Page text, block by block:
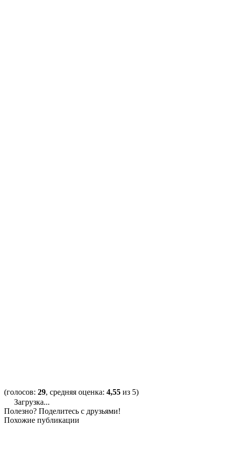
(голосов: 29, средняя оценка: 4,55 из 5)
Загрузка...
Полезно? Поделитесь с друзьями!
Похожие публикации